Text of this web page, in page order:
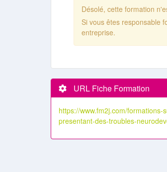
Désolé, cette formation
Si vous êtes responsable
entreprise.
URL Fiche Formation
https://www.fm2j.com/
presentant-des-troubles-